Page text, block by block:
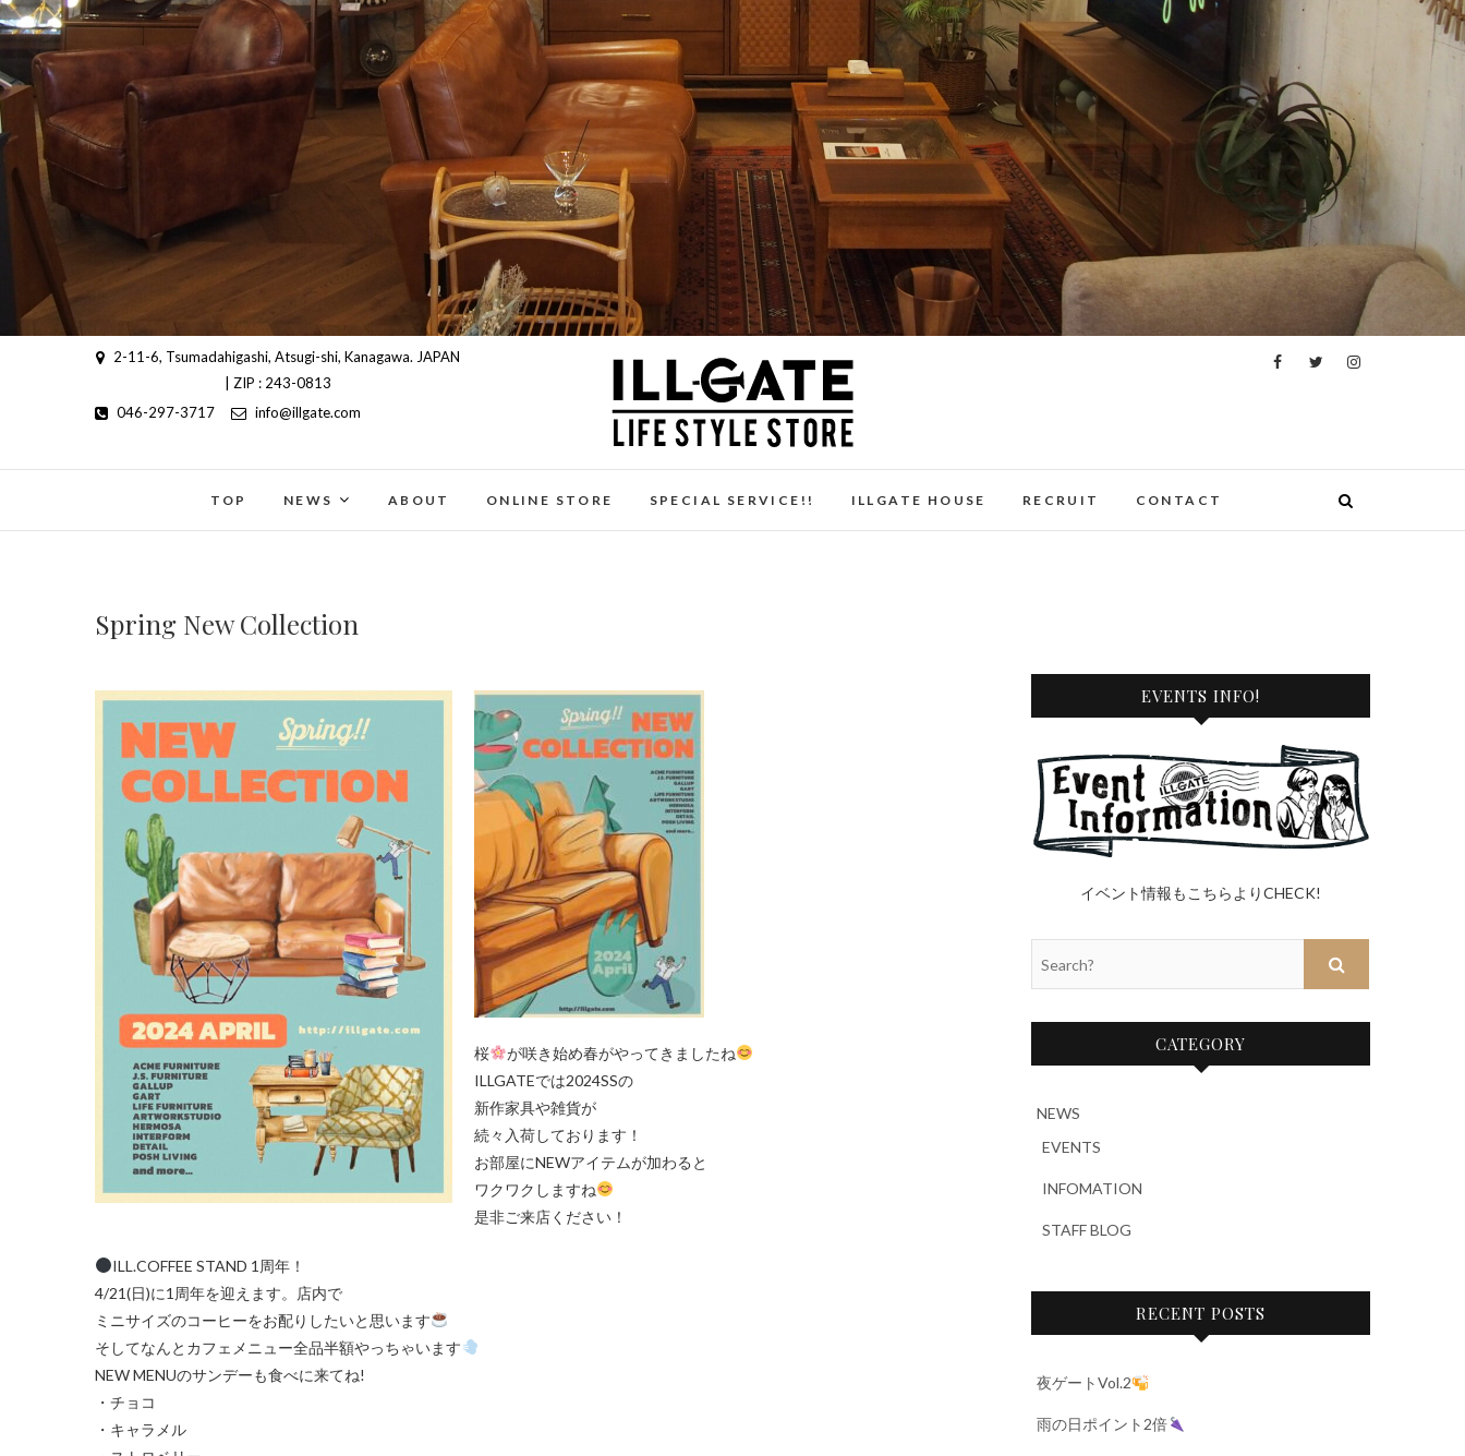
2-11-6, Tsumadahigashi, Atsugi-shi, Kanagawa. JAPAN
| ZIP : 243-0813
046-297-3717
info@illgate.com
ILLGATE
TOP NEWS ABOUT ONLINE STORE SPECIAL SERVICE!! ILLGATE HOUSE RECRUIT CONTACT
Spring New Collection
桜
が咲き始め春がやってきましたね
ILLGATEでは2024SSの
新作家具や雑貨が
続々入荷しております！
お部屋にNEWアイテムが加わると
ワクワクしますね
是非ご来店ください！
ILL.COFFEE STAND 1周年！
4/21(日)に1周年を迎えます。店内で
ミニサイズのコーヒーをお配りしたいと思います
そしてなんとカフェメニュー全品半額やっちゃいます
NEW MENUのサンデーも食べに来てね!
・チョコ
・キャラメル
EVENTS INFO!
イベント情報もこちらよりCHECK!
CATEGORY
NEWS
EVENTS
INFOMATION
STAFF BLOG
RECENT POSTS
夜ゲートVol.2
雨の日ポイント2倍